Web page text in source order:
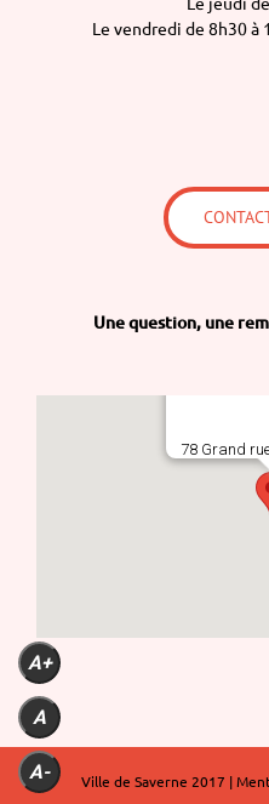
Le vendredi de 8h30 à
Une question, une
78 Grand
Ville de Saverne 2017 |
A+
A
A-